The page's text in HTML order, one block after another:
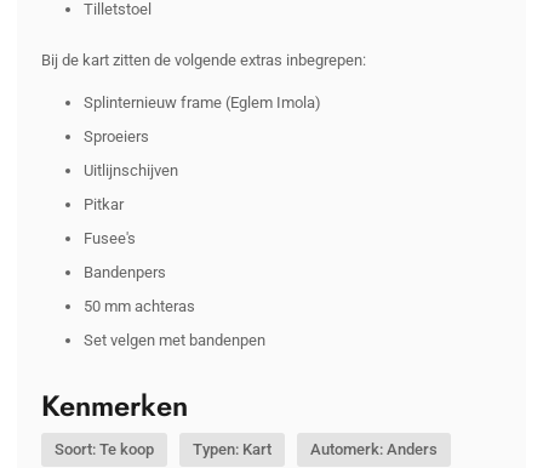
Tilletstoel
Bij de kart zitten de volgende extras inbegrepen:
Splinternieuw frame (Eglem Imola)
Sproeiers
Uitlijnschijven
Pitkar
Fusee's
Bandenpers
50 mm achteras
Set velgen met bandenpen
Kenmerken
Soort: Te koop Typen: Kart Automerk: Anders